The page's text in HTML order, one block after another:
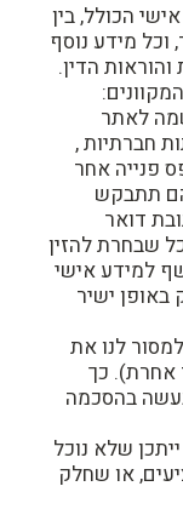
הכולל, בין
וכל מידע נוסף
הדין.
לאתר
חברתיות ,
פנייה אחר
תתבקש
דואר
שבחרת להזין
למידע אישי
ישיר
לנו את
אחרת). כך
בהסכמה
שלא נוכל
או שחלק